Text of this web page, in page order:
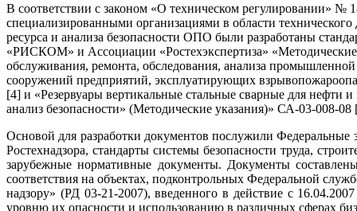
В соответствии с законом «О техническом регулировании» №
специализированными организациями в области
ресурса и анализа безопасности ОПО были разработаны
«РИСКОМ» и Ассоциации «Ростехэкспертиза» «Методические
обслуживания, ремонта, обследования, анализа
сооружений предприятий, эксплуатирующих
[4] и «Резервуары вертикальные стальные сварные для нефти
анализ безопасности» (Методические указания)» СА-03-008-08
Основой для разработки документов послужили
Ростехнадзора, стандарты системы безопасности труда,
зарубежные нормативные документы. Документы
соответствия на объектах, подконтрольных Федеральной
надзору» (РД 03-21-2007), введенного в действие с
уровню их опасности и использованию в различных сферах